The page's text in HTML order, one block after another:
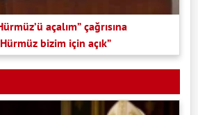
açalım” çağrısına
bizim için açık”